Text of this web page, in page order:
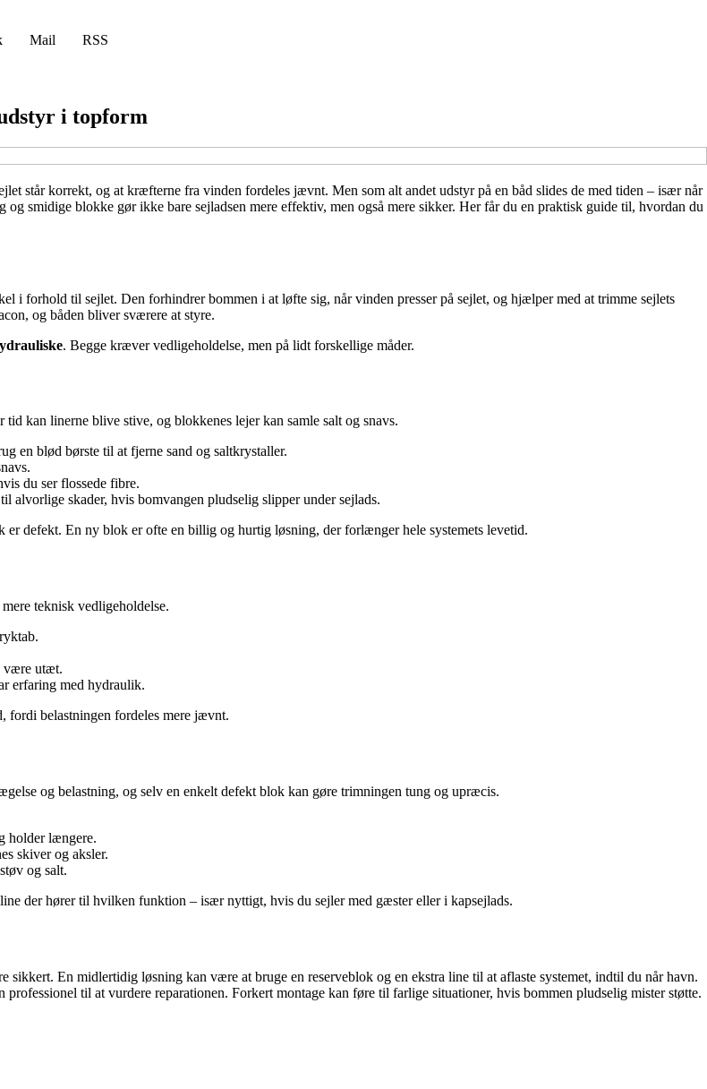
Mail RSS
i topform
står korrekt, og at kræfterne fra vinden fordeles jævnt. Men som alt andet udstyr på en båd slides de med tiden – især når
smidige blokke gør ikke bare sejladsen mere effektiv, men også mere sikker. Her får du en praktisk guide til, hvordan du
i forhold til sejlet. Den forhindrer bommen i at løfte sig, når vinden presser på sejlet, og hjælper med at trimme sejlets
og båden bliver sværere at styre.
. Begge kræver vedligeholdelse, men på lidt forskellige måder.
kan linerne blive stive, og blokkenes lejer kan samle salt og snavs.
en blød børste til at fjerne sand og saltkrystaller.
du ser flossede fibre.
alvorlige skader, hvis bomvangen pludselig slipper under sejlads.
defekt. En ny blok er ofte en billig og hurtig løsning, der forlænger hele systemets levetid.
teknisk vedligeholdelse.
være utæt.
erfaring med hydraulik.
fordi belastningen fordeles mere jævnt.
og belastning, og selv en enkelt defekt blok kan gøre trimningen tung og upræcis.
holder længere.
skiver og aksler.
og salt.
der hører til hvilken funktion – især nyttigt, hvis du sejler med gæster eller i kapsejlads.
En midlertidig løsning kan være at bruge en reserveblok og en ekstra line til at aflaste systemet, indtil du når havn.
til at vurdere reparationen. Forkert montage kan føre til farlige situationer, hvis bommen pludselig mister støtte.